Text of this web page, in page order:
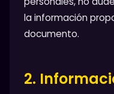
la información
documento.
2.